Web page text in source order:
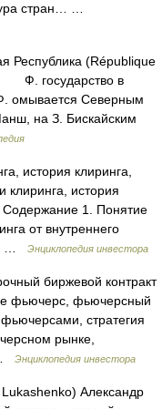
стран… …
(République
государство в
омывается Северным
на З. Бискайским
история клиринга,
история
Содержание 1. Понятие
от внутреннего
…
Энциклопедия инвестора
биржевой контракт
фьючерс, фьючерсный
стратегия
рынке,
Энциклопедия инвестора
Александр